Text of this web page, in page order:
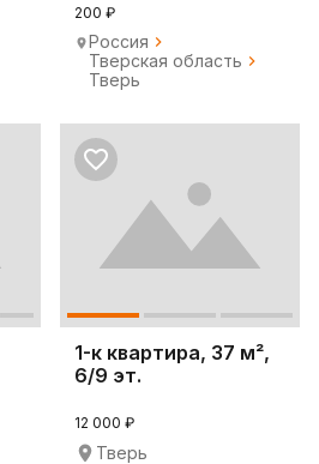
200 ₽
Россия
Тверская область
Тверь
1-к квартира, 37 м²,
6/9 эт.
12 000 ₽
Тверь